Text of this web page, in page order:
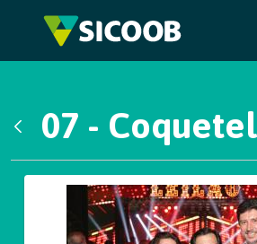
Pular para o Conteúdo principal
07 - Coquetel
Galeria de Mídias